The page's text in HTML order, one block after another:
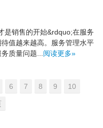
是销售的开始&rdquo;在服务
值越来越高。服务管理水平
质量问题... 阅读更多»
6 7 8 9 10